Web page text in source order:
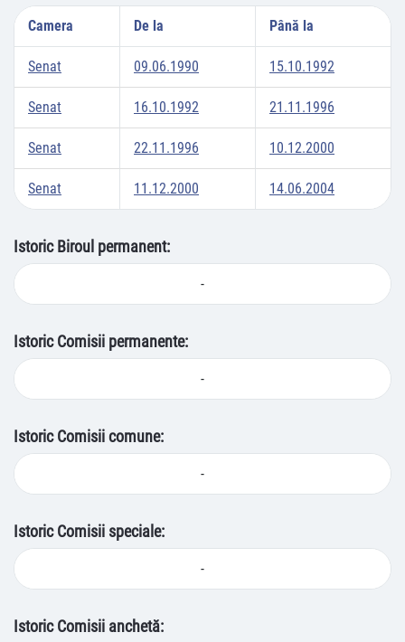
Camera De la Până la
Senat 09.06.1990 15.10.1992
Senat 16.10.1992 21.11.1996
Senat 22.11.1996 10.12.2000
Senat 11.12.2000 14.06.2004
Istoric Biroul permanent:
-
Istoric Comisii permanente:
-
Istoric Comisii comune:
-
Istoric Comisii speciale:
-
Istoric Comisii anchetă: